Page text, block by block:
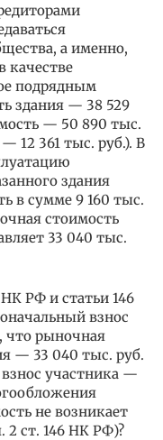
а именно,
качестве
подрядным
здания — 38 529
— 50 890 тыс.
12 361 тыс. руб.). В
здания
в сумме 9 160 тыс.
стоимость
33 040 тыс.
РФ и статьи 146
взнос
что рыночная
— 33 040 тыс. руб.
участника —
не возникает
2 ст. 146 НК РФ)?